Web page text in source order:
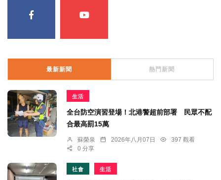
最新新聞 熱門新聞
生活
全台防空演習登場！北港警超前部署 民眾不配
合最高罰15萬
蘇榮泉 2026年八月07日
397 觀看
0 分享
社會 生活